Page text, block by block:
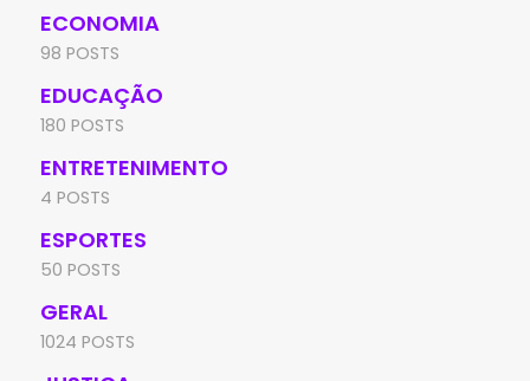
ECONOMIA
98 POSTS
EDUCAÇÃO
180 POSTS
ENTRETENIMENTO
4 POSTS
ESPORTES
50 POSTS
GERAL
1024 POSTS